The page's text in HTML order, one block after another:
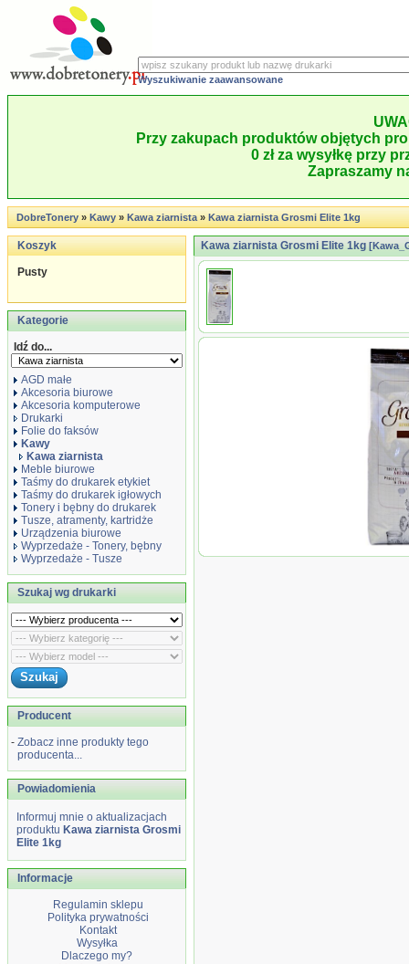
Wyszukiwanie zaawansowane
Przy zakupach produktów objętych
0 zł za wysyłkę przy
Zapraszamy
DobreTonery»Kawy»Kawa ziarnista»Kawa ziarnista Grosmi Elite 1kg
Koszyk
Pusty
Kategorie
Idź do...
AGD małe
Akcesoria biurowe
Akcesoria komputerowe
Drukarki
Folie do faksów
Kawy
Kawa ziarnista
Meble biurowe
Taśmy do drukarek etykiet
Taśmy do drukarek igłowych
Tonery i bębny do drukarek
Tusze, atramenty, kartridże
Urządzenia biurowe
Wyprzedaże - Tonery, bębny
Wyprzedaże - Tusze
Szukaj wg drukarki
Producent
- Zobacz inne produkty tego
producenta...
Powiadomienia
Informuj mnie o aktualizacjach
produktu Kawa ziarnista Grosmi
Elite 1kg
Informacje
Regulamin sklepu
Polityka prywatności
Kontakt
Wysyłka
Dlaczego my?
Kawa ziarnista Grosmi Elite 1kg
Kawa